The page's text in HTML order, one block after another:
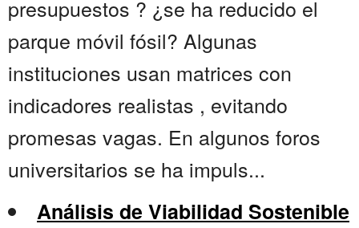
presupuestos ? ¿se ha reducido el
parque móvil fósil? Algunas
instituciones usan matrices con
indicadores realistas , evitando
promesas vagas. En algunos foros
universitarios se ha impuls...
Análisis de Viabilidad Sostenible